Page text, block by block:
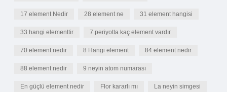
17 element Nedir 28 element ne 31 element hangisi
33 hangi elementtir 7 periyotta kaç element vardır
70 element nedir 8 Hangi element 84 element nedir
88 element nedir 9 neyin atom numarası
En güçlü element nedir Flor kararlı mı La neyin simgesi